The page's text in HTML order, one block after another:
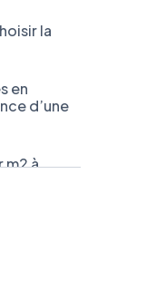
la
en
d’une
m2 à